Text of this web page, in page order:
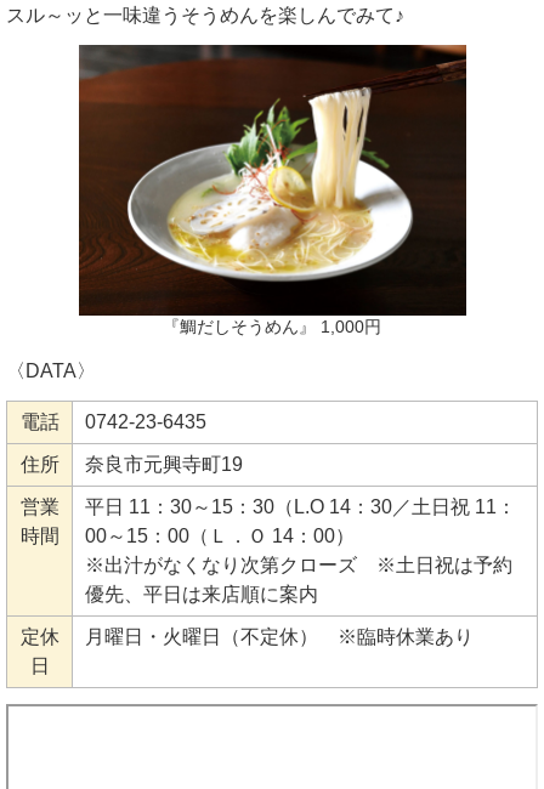
スル～ッと一味違うそうめんを楽しんでみて♪
『鯛だしそうめん』 1,000円
〈DATA〉
電話 0742-23-6435
住所 奈良市元興寺町19
営業
時間
平日 11：30～15：30（L.O 14：30／土日祝 11：
00～15：00（Ｌ．Ｏ 14：00）
※出汁がなくなり次第クローズ ※土日祝は予約
優先、平日は来店順に案内
定休
日
月曜日・火曜日（不定休） ※臨時休業あり